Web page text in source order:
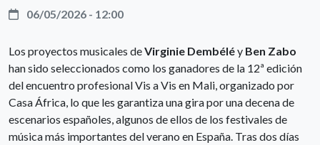
06/05/2026 - 12:00
Los proyectos musicales deVirginie Dembéléy Ben Zabo
han sido seleccionados como los ganadores de la 12ª edición
del encuentro profesional Vis a Vis en Mali, organizado por
Casa África, lo que les garantiza una gira por una decena de
escenarios españoles, algunos de ellos de los festivales de
música más importantes del verano en España. Tras dos días